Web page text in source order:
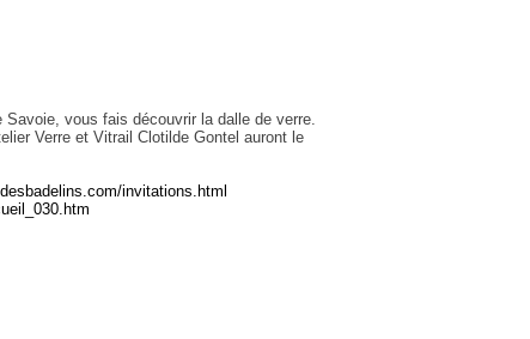
Savoie, vous fais découvrir la dalle de verre.
Verre et Vitrail Clotilde Gontel auront le
invitations.html